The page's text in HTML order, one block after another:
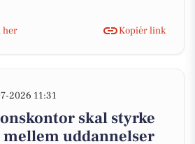
her
Kopiér link
2026 11:31
skal styrke
mellem uddannelser